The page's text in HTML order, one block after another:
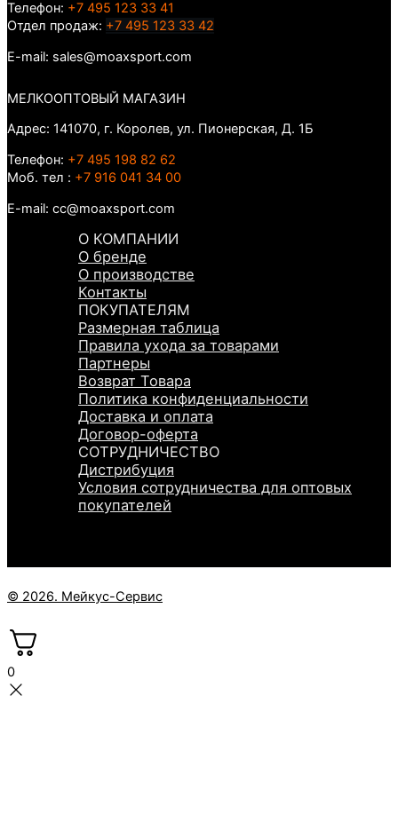
Телефон: +7 495 123 33 41
Отдел продаж: +7 495 123 33 42
E-mail: sales@moaxsport.com
МЕЛКООПТОВЫЙ МАГАЗИН
Адрес: 141070, г. Королев, ул. Пионерская, Д. 1Б
Телефон: +7 495 198 82 62
Моб. тел : +7 916 041 34 00
E-mail: cc@moaxsport.com
О КОМПАНИИ
О бренде
О производстве
Контакты
ПОКУПАТЕЛЯМ
Размерная таблица
Правила ухода за товарами
Партнеры
Возврат Товара
Политика конфиденциальности
Доставка и оплата
Договор-оферта
СОТРУДНИЧЕСТВО
Дистрибуция
Условия сотрудничества для оптовых
покупателей
© 2026. Мейкус-Сервис
0